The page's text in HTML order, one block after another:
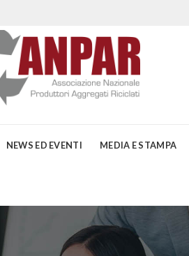
NEWS ED EVENTI MEDIA E STAMPA